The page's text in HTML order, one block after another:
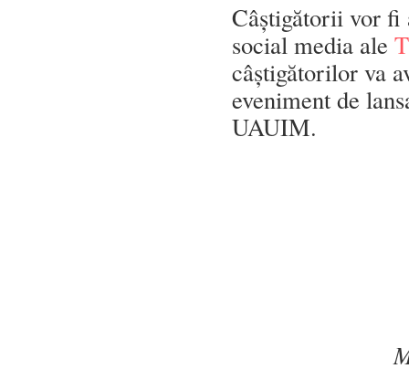
Câștigătorii vor fi
social media ale
câștigătorilor va
eveniment de
UAUIM.